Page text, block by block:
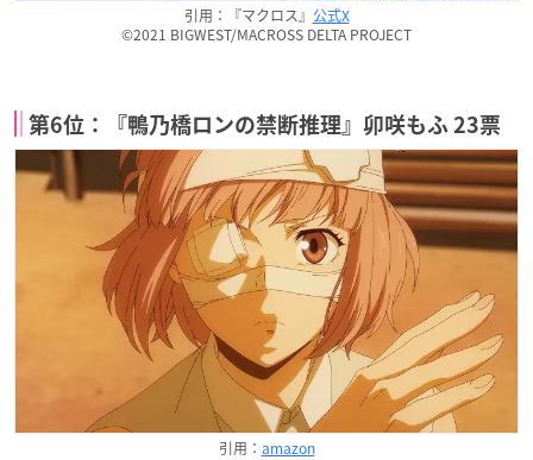
引用：『マクロス』 公式X
©2021 BIGWEST/MACROSS DELTA PROJECT
第6位：『鴨乃橋ロンの禁断推理』卯咲もふ 23票
引用： amazon